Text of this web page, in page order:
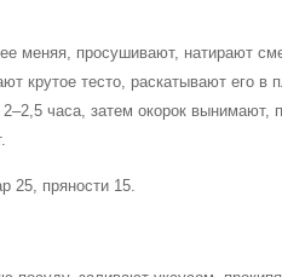
меняя, просушивают, натирают
крутое тесто, раскатывают его в
часа, затем окорок вынимают,
25, пряности 15.